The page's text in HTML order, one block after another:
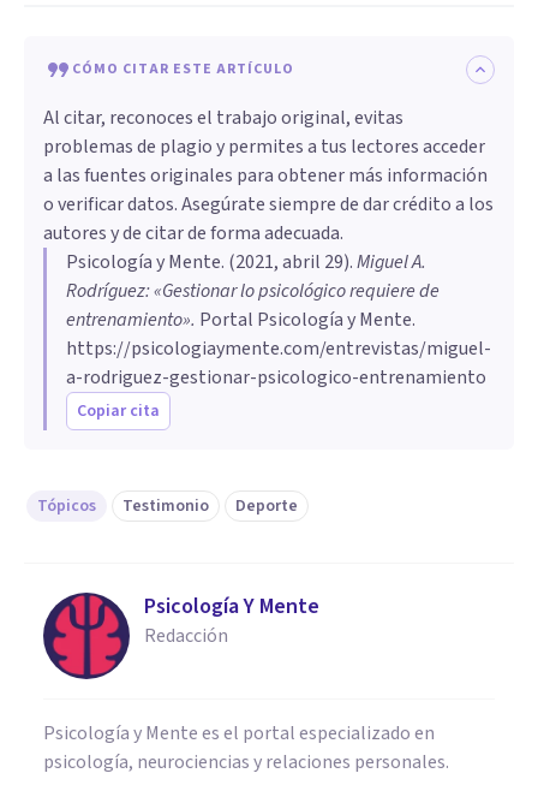
CÓMO CITAR ESTE ARTÍCULO
Al citar, reconoces el trabajo original, evitas
problemas de plagio y permites a tus lectores acceder
a las fuentes originales para obtener más información
o verificar datos. Asegúrate siempre de dar crédito a los
autores y de citar de forma adecuada.
Psicología y Mente. (2021, abril 29).Miguel A.
Rodríguez: «Gestionar lo psicológico requiere de
entrenamiento». Portal Psicología y Mente.
https://psicologiaymente.com/entrevistas/miguel-
a-rodriguez-gestionar-psicologico-entrenamiento
Copiar cita
Tópicos Testimonio Deporte
Psicología Y Mente
Redacción
Psicología y Mente es el portal especializado en
psicología, neurociencias y relaciones personales.